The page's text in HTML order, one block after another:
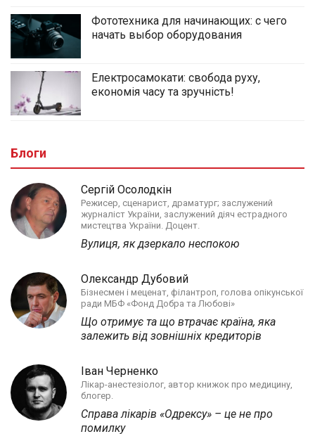
Фототехника для начинающих: с чего
начать выбор оборудования
Електросамокати: свобода руху,
економія часу та зручність!
Блоги
Сергій Осолодкін
Режисер, сценарист, драматург; заслужений
журналіст України, заслужений діяч естрадного
мистецтва України. Доцент.
Вулиця, як дзеркало неспокою
Олександр Дубовий
Бізнесмен і меценат, філантроп, голова опікунської
ради МБФ «Фонд Добра та Любові»
Що отримує та що втрачає країна, яка
залежить від зовнішніх кредиторів
Іван Черненко
Лікар-анестезіолог, автор книжок про медицину,
блогер.
Справа лікарів «Одрексу» – це не про
помилку